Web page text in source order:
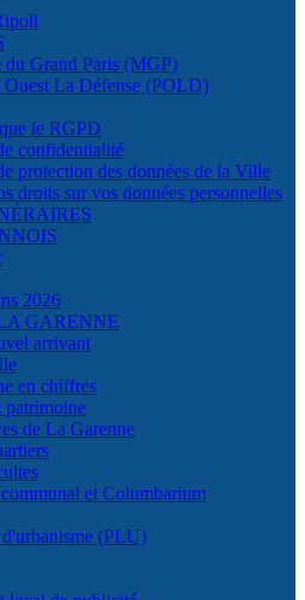
du Grand Paris (MGP)
Ouest La Défense (POLD)
le RGPD
confidentialité
protection des données de la Ville
droits sur vos données personnelles
2026
GARENNE
arrivant
en chiffres
patrimoine
de La Garenne
et Columbarium
(PLU)